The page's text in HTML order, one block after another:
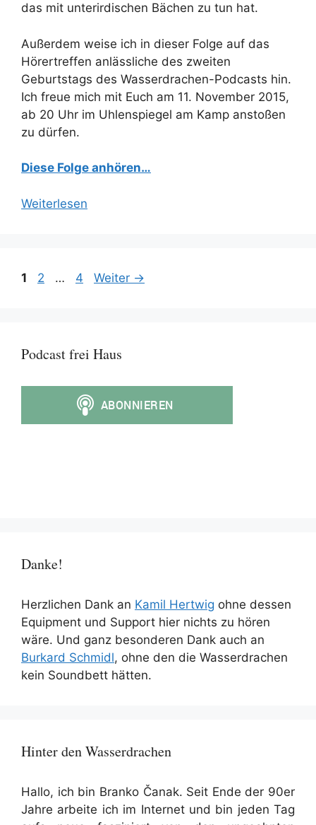
das mit unterirdischen Bächen zu tun hat.
Außerdem weise ich in dieser Folge auf das
Hörertreffen anlässliche des zweiten
Geburtstags des Wasserdrachen-Podcasts hin.
Ich freue mich mit Euch am 11. November 2015,
ab 20 Uhr im Uhlenspiegel am Kamp anstoßen
zu dürfen.
Diese Folge anhören…
Weiterlesen
Seite
1 Seite
2 … Seite
4 Weiter →
Podcast frei Haus
Danke!
Herzlichen Dank an Kamil Hertwig ohne dessen
Equipment und Support hier nichts zu hören
wäre. Und ganz besonderen Dank auch an
Burkard Schmidl, ohne den die Wasserdrachen
kein Soundbett hätten.
Hinter den Wasserdrachen
Hallo, ich bin Branko Čanak. Seit Ende der 90er
Jahre arbeite ich im Internet und bin jeden Tag